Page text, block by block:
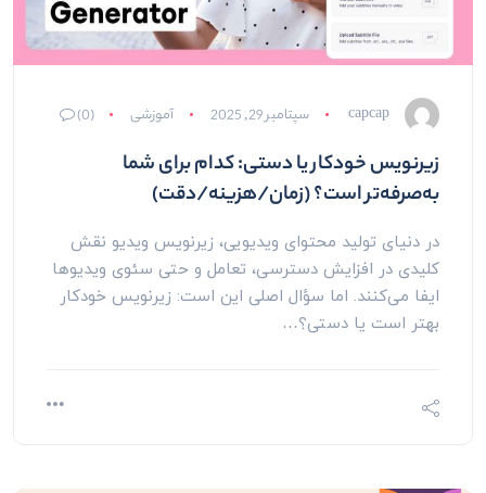
capcap سپتامبر 29, 2025 آموزشی (0)
زیرنویس خودکار یا دستی: کدام برای شما
به‌صرفه‌تر است؟ (زمان/هزینه/دقت)
در دنیای تولید محتوای ویدیویی، زیرنویس‌ ویدیو نقش
کلیدی در افزایش دسترسی، تعامل و حتی سئوی ویدیوها
ایفا می‌کنند. اما سؤال اصلی این است: زیرنویس خودکار
بهتر است یا دستی؟…